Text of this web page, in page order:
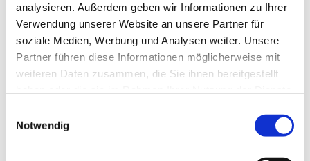
analysieren. Außerdem geben wir Informationen zu Ihrer
Verwendung unserer Website an unsere Partner für
soziale Medien, Werbung und Analysen weiter. Unsere
Partner führen diese Informationen möglicherweise mit
weiteren Daten zusammen, die Sie ihnen bereitgestellt
Notwendig
Theke M ab 120.- EUR